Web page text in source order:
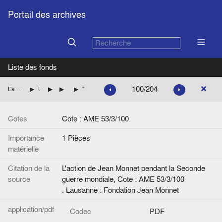
Portail des archives
Liste des fonds
L'action de Jean Monnet pendant la Seconde guerre mondiale L'exécution des programmes
L'exécution des programmes d'importation
"En plus de ce qui était contracté le 1er septembre. ­ Programme de fin 1945 en USA". Note, manuscrit 100/204
Cotes
Cote : AME 53/3/100
Importance
matérielle
1 Pièces
Citation de la
source
L'action de Jean Monnet pendant la Seconde
guerre mondiale, Cote : AME 53/3/100
. Lausanne : Fondation Jean Monnet
application/pdf
Codec PDF